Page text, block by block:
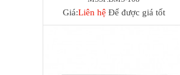
Giá:Liên hệ Để được giá tốt